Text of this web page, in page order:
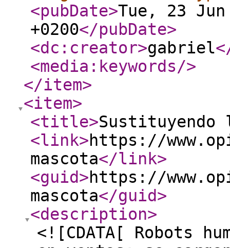
<pubDate>Tue, 23
+0200</pubDate>
<dc:creator>gabriel
<media:keywords/>
</item>
<item>
<title>Sustituyendo
<link>https://
mascota</link>
<guid>https://
mascota</guid>
<description>
<![CDATA[ Robots